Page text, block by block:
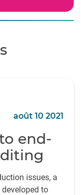
août 10 2021
end-
issues, a
to